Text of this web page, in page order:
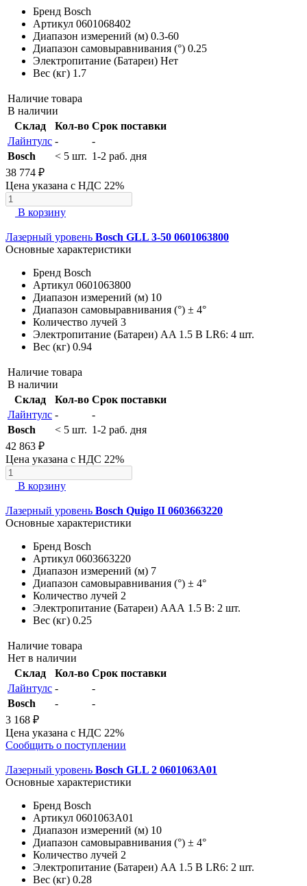
Бренд Bosch
Артикул 0601068402
Диапазон измерений (м) 0.3-60
Диапазон самовыравнивания (°) 0.25
Электропитание (Батареи) Нет
Вес (кг) 1.7
Наличие товара
В наличии
Склад
Кол-во Срок поставки
Лайнтулс -
-
Bosch
< 5 шт. 1-2 раб. дня
38 774 ₽
Цена указана с НДС 22%
В корзину
Лазерный уровень Bosch GLL 3-50 0601063800
Основные характеристики
Бренд Bosch
Артикул 0601063800
Диапазон измерений (м) 10
Диапазон самовыравнивания (°) ± 4°
Количество лучей 3
Электропитание (Батареи) AA 1.5 В LR6: 4 шт.
Вес (кг) 0.94
Наличие товара
В наличии
Склад
Кол-во Срок поставки
Лайнтулс -
-
Bosch
< 5 шт. 1-2 раб. дня
42 863 ₽
Цена указана с НДС 22%
В корзину
Лазерный уровень Bosch Quigo II 0603663220
Основные характеристики
Бренд Bosch
Артикул 0603663220
Диапазон измерений (м) 7
Диапазон самовыравнивания (°) ± 4°
Количество лучей 2
Электропитание (Батареи) AAА 1.5 В: 2 шт.
Вес (кг) 0.25
Наличие товара
Нет в наличии
Склад
Кол-во Срок поставки
Лайнтулс -
-
Bosch
-
-
3 168 ₽
Цена указана с НДС 22%
Сообщить о поступлении
Лазерный уровень Bosch GLL 2 0601063A01
Основные характеристики
Бренд Bosch
Артикул 0601063A01
Диапазон измерений (м) 10
Диапазон самовыравнивания (°) ± 4°
Количество лучей 2
Электропитание (Батареи) AA 1.5 В LR6: 2 шт.
Вес (кг) 0.28